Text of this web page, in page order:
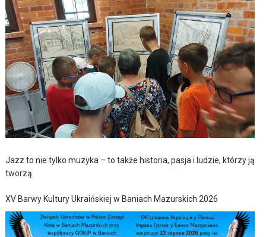
Jazz to nie tylko muzyka – to także historia, pasja i ludzie, którzy ją
tworzą
XV Barwy Kultury Ukraińskiej w Baniach Mazurskich 2026